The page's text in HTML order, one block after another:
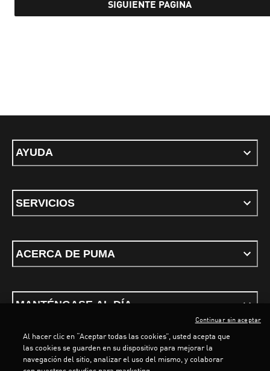
SIGUIENTE PÁGINA
AYUDA
SERVICIOS
ACERCA DE PUMA
MANTÉNGASE AL DÍA
Al hacer clic en “Aceptar todas las cookies”, usted acepta que
las cookies se guarden en su dispositivo para mejorar la
navegación del sitio, analizar el uso del mismo, y colaborar
Continuar sin aceptar